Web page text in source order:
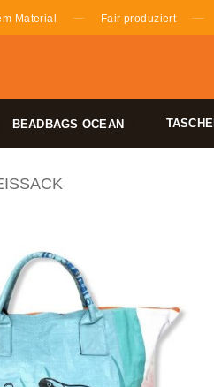
Material — Fair produziert —
BEADBAGS OCEAN